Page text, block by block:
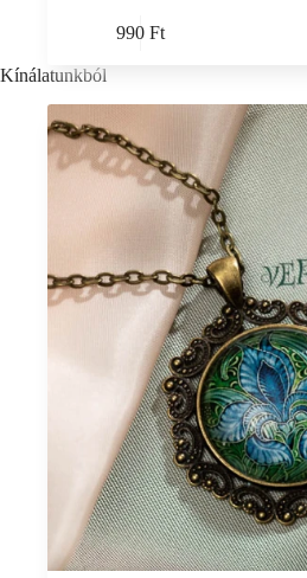
990Ft
Kínálatunkból